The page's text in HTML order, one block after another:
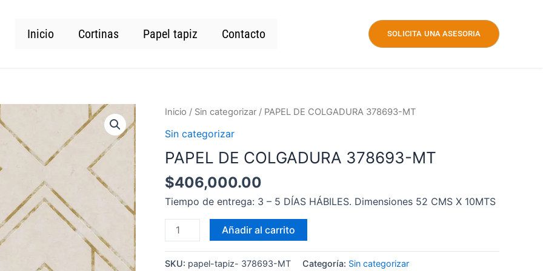
Inicio Cortinas Papel tapiz Contacto SOLICITA UNA ASESORIA
Inicio / Sin categorizar / PAPEL DE COLGADURA 378693-MT
Sin categorizar
PAPEL DE COLGADURA 378693-MT
$406,000.00
Tiempo de entrega: 3 – 5 DÍAS HÁBILES. Dimensiones 52 CMS X 10MTS
PAPEL
DE
COLGADURA
378693-
MT
cantidad
Añadir al carrito
SKU: papel-tapiz- 378693-MT Categoría: Sin categorizar